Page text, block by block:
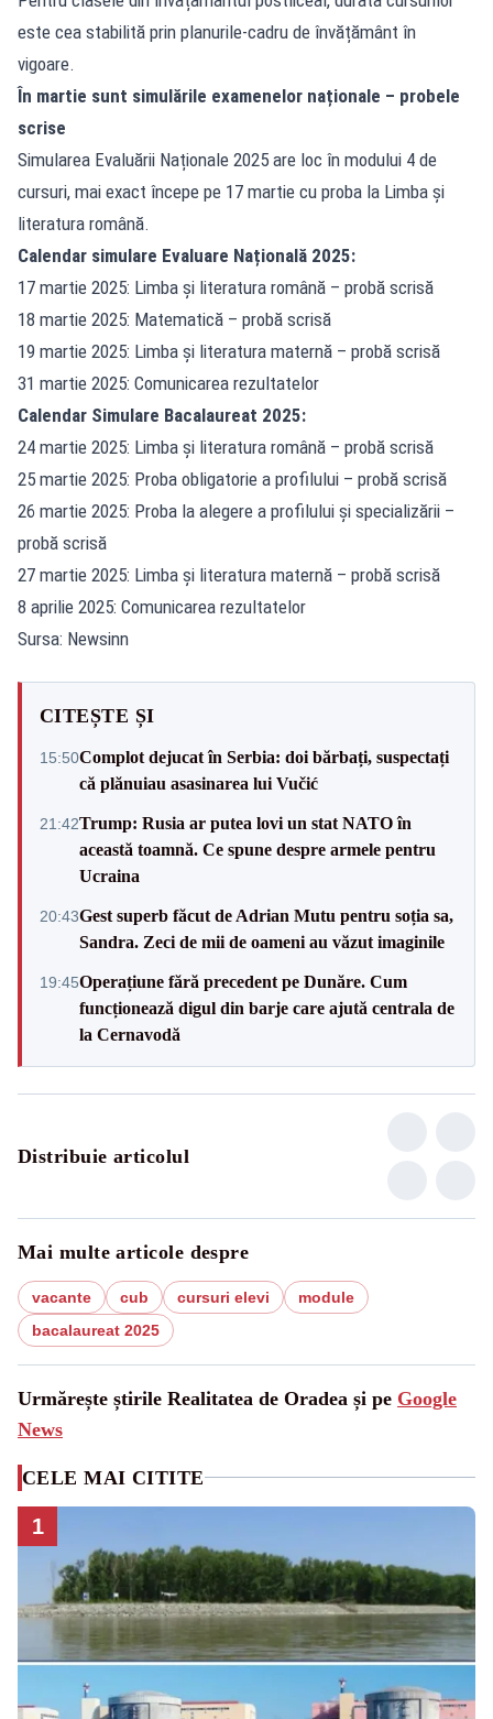
este cea stabilită prin planurile-cadru de învățământ în
vigoare.
În martie sunt simulările examenelor naționale – probele
scrise
Simularea Evaluării Naționale 2025 are loc în modului 4 de
cursuri, mai exact începe pe 17 martie cu proba la Limba și
literatura română.
Calendar simulare Evaluare Națională 2025:
17 martie 2025: Limba și literatura română – probă scrisă
18 martie 2025: Matematică – probă scrisă
19 martie 2025: Limba și literatura maternă – probă scrisă
31 martie 2025: Comunicarea rezultatelor
Calendar Simulare Bacalaureat 2025:
24 martie 2025: ⁠Limba și literatura română – probă scrisă
25 martie 2025: ⁠Proba obligatorie a profilului – probă scrisă
26 martie 2025: Proba la alegere a profilului și specializării –
probă scrisă
27 martie 2025: Limba și literatura maternă – probă scrisă
8 aprilie 2025: Comunicarea rezultatelor
Sursa: Newsinn
CITEȘTE ȘI
15:50Complot dejucat în Serbia: doi bărbați, suspectați
că plănuiau asasinarea lui Vučić
21:42Trump: Rusia ar putea lovi un stat NATO în
această toamnă. Ce spune despre armele pentru
Ucraina
20:43Gest superb făcut de Adrian Mutu pentru soția sa,
Sandra. Zeci de mii de oameni au văzut imaginile
19:45Operațiune fără precedent pe Dunăre. Cum
funcționează digul din barje care ajută centrala de
la Cernavodă
Distribuie articolul
Mai multe articole despre
vacante cub cursuri elevi
module
bacalaureat 2025
Urmărește știrile Realitatea de Oradea și pe Google
News
CELE MAI CITITE
1